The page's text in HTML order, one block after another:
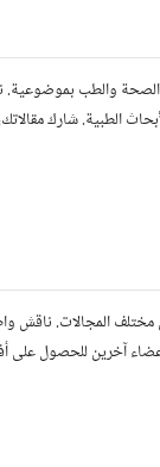
والطب بموضوعية.
الطبية. شارك
المجالات. ناقش
آخرين للحصول على